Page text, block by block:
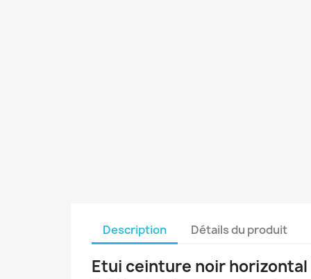
Description Détails du produit
Etui ceinture noir horizontal